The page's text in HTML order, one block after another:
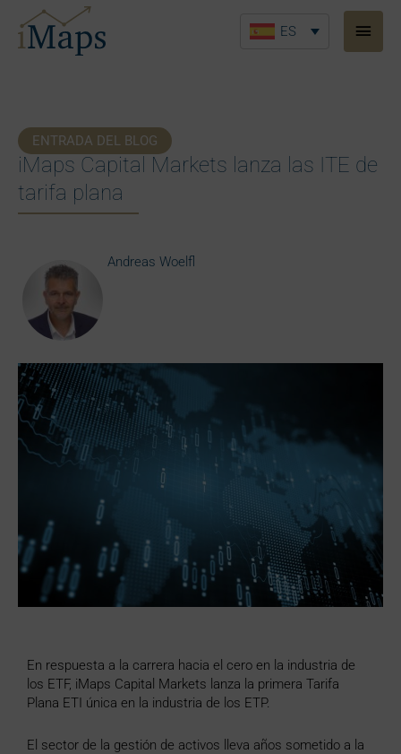
contenido
ES
ENTRADA DEL BLOG
iMaps Capital Markets lanza las ITE de
tarifa plana
Andreas Woelfl
En respuesta a la carrera hacia el cero en la industria de
los ETF, iMaps Capital Markets lanza la primera Tarifa
Plana ETI única en la industria de los ETP.
El sector de la gestión de activos lleva años sometido a la